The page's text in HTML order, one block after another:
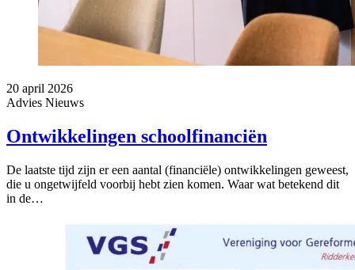
20 april 2026
Advies Nieuws
Ontwikkelingen schoolfinanciën
De laatste tijd zijn er een aantal (financiële) ontwikkelingen geweest,
die u ongetwijfeld voorbij hebt zien komen. Waar wat betekend dit
in de…